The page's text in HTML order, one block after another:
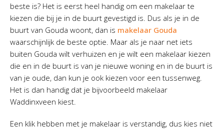
beste is? Het is eerst heel handig om een makelaar te
kiezen die bij je in de buurt gevestigd is. Dus als je in de
buurt van Gouda woont, dan is makelaar Gouda
waarschijnlijk de beste optie. Maar als je naar net iets
buiten Gouda wilt verhuizen en je wilt een makelaar kiezen
die en in de buurt is van je nieuwe woning en in de buurt is
van je oude, dan kun je ook kiezen voor een tussenweg.
Het is dan handig dat je bijvoorbeeld makelaar
Waddinxveen kiest.
Een klik hebben met je makelaar is verstandig, dus kies niet